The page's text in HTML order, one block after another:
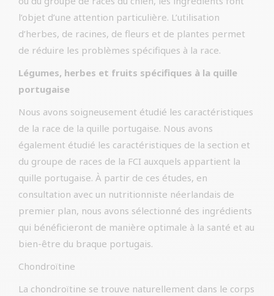
l’objet d’une attention particulière. L’utilisation
d’herbes, de racines, de fleurs et de plantes permet
de réduire les problèmes spécifiques à la race.
Légumes, herbes et fruits spécifiques à la quille
portugaise
Nous avons soigneusement étudié les caractéristiques
de la race de la quille portugaise. Nous avons
également étudié les caractéristiques de la section et
du groupe de races de la FCI auxquels appartient la
quille portugaise. À partir de ces études, en
consultation avec un nutritionniste néerlandais de
premier plan, nous avons sélectionné des ingrédients
qui bénéficieront de manière optimale à la santé et au
bien-être du braque portugais.
Chondroïtine
La chondroïtine se trouve naturellement dans le corps